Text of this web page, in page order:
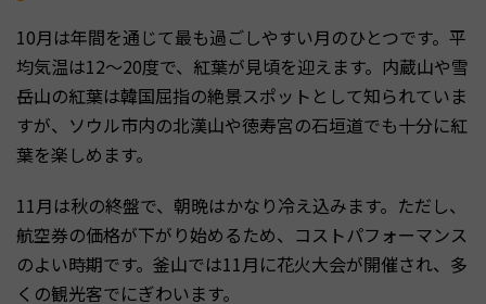
10月は年間を通じて最も過ごしやすい月のひとつです。平
均気温は12〜20度で、紅葉が見頃を迎えます。内蔵山や雪
岳山の紅葉は韓国屈指の絶景スポットとして知られていま
すが、ソウル市内の北漢山や徳寿宮の石垣道でも十分に紅
葉を楽しめます。
11月は秋の終盤で、朝晩はかなり冷え込みます。ただし、
航空券の価格が下がり始めるため、コストパフォーマンス
のよい時期です。釜山では11月に花火大会が開催され、多
くの観光客でにぎわいます。